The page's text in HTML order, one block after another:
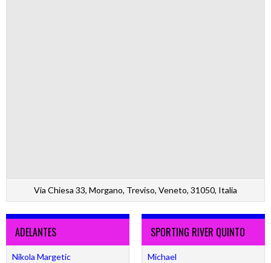
Via Chiesa 33, Morgano, Treviso, Veneto, 31050, Italia
ADELANTES
Nikola Margetic
SPORTING RIVER QUINTO
Michael